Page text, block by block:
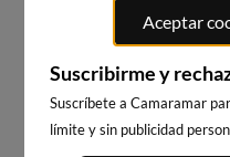
Aceptar
Suscribirme y
Suscríbete a Camaramar
límite y sin publicidad